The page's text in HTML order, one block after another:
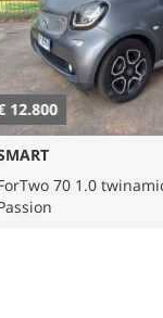
12.800
70 1.0